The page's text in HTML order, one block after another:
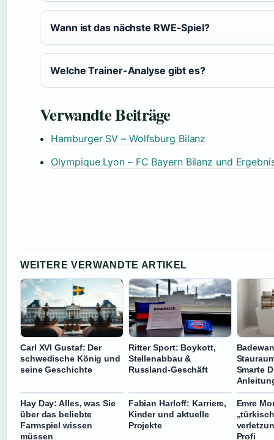
Wann ist das nächste RWE-Spiel?
Welche Trainer-Analyse gibt es?
Verwandte Beiträge
Hamburger SV – Wolfsburg Bilanz
Olympique Lyon – FC Bayern Bilanz und
WEITERE VERWANDTE ARTIKEL
Carl XVI Gustaf: Der
schwedische König und
seine Geschichte
Ritter Sport: Boykott,
Stellenabbau &
Russland-Geschäft
Smarte
Hay Day: Alles, was Sie
über das beliebte
Farmspiel wissen
müssen
Fabian Harloff: Karriere,
Kinder und aktuelle
Projekte
Emre
Profi